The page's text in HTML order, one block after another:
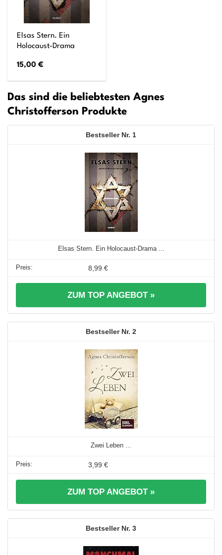
Elsas Stern. Ein
Holocaust-Drama
15,00€
Das sind die beliebtesten Agnes
Christofferson Produkte
1
Elsas Stern. Ein Holocaust-Drama ...
8,99 €
ZUM TOP ANGEBOT »
2
Zwei Leben ...
3,99 €
ZUM TOP ANGEBOT »
3